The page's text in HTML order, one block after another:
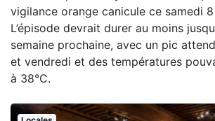
vigilance orange canicule ce samedi
L’épisode devrait durer au moins
semaine prochaine, avec un pic
et vendredi et des températures
à 38°C.